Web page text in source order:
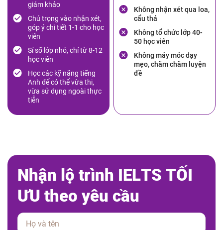
giám khảo
Chú trọng vào nhận xét,
góp ý chi tiết 1-1 cho học
viên
Sỉ số lớp nhỏ, chỉ từ 8-12
học viên
Học các kỹ năng tiếng
Anh để có thể vừa thi,
vừa sử dụng ngoài thực
tiễn
Không nhận xét qua loa,
cẩu thả
Không tổ chức lớp 40-
50 học viên
Không máy móc dạy
mẹo, chăm chăm luyện
đề
Nhận lộ trình IELTS TỐI
ƯU theo yêu cầu